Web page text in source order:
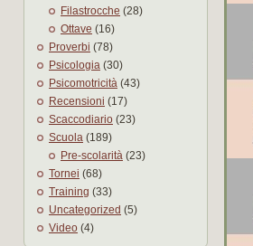
Filastrocche (28)
Ottave (16)
Proverbi (78)
Psicologia (30)
Psicomotricità (43)
Recensioni (17)
Scaccodiario (23)
Scuola (189)
Pre-scolarità (23)
Tornei (68)
Training (33)
Uncategorized (5)
Video (4)